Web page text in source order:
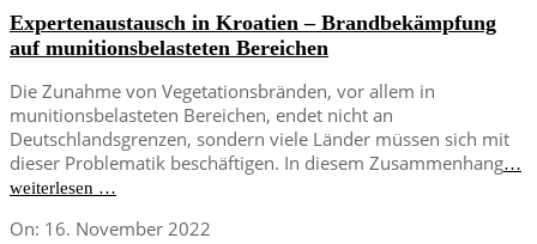
Expertenaustausch in Kroatien – Brandbekämpfung
auf munitionsbelasteten Bereichen
Die Zunahme von Vegetationsbränden, vor allem in
munitionsbelasteten Bereichen, endet nicht an
Deutschlandsgrenzen, sondern viele Länder müssen sich mit
dieser Problematik beschäftigen. In diesem Zusammenhang…
weiterlesen …
2022-
On: 16. November 2022